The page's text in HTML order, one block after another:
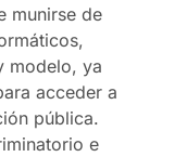
munirse de
modelo, ya
acceder a
pública.
e